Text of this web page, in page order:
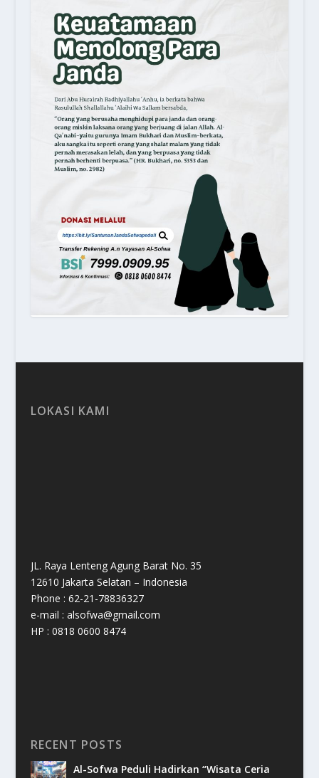
LOKASI KAMI
JL. Raya Lenteng Agung Barat No. 35
12610 Jakarta Selatan – Indonesia
Phone : 62-21-78836327
e-mail : alsofwa@gmail.com
HP : 0818 0600 8474
RECENT POSTS
Al-Sofwa Peduli Hadirkan “Wisata Ceria